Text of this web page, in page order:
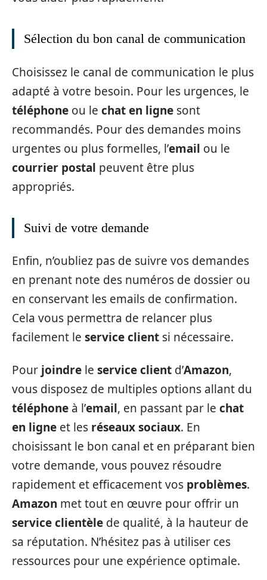
Sélection du bon canal de communication
Choisissez le canal de communication le plus
adapté à votre besoin. Pour les urgences, le
téléphone ou le chat en ligne sont
recommandés. Pour des demandes moins
urgentes ou plus formelles, l’email ou le
courrier postal peuvent être plus
appropriés.
Suivi de votre demande
Enfin, n’oubliez pas de suivre vos demandes
en prenant note des numéros de dossier ou
en conservant les emails de confirmation.
Cela vous permettra de relancer plus
facilement le service client si nécessaire.
Pour joindre le service client d’Amazon,
vous disposez de multiples options allant du
téléphone à l’email, en passant par le chat
en ligne et les réseaux sociaux. En
choisissant le bon canal et en préparant bien
votre demande, vous pouvez résoudre
rapidement et efficacement vos problèmes.
Amazon met tout en œuvre pour offrir un
service clientèle de qualité, à la hauteur de
sa réputation. N’hésitez pas à utiliser ces
ressources pour une expérience optimale.